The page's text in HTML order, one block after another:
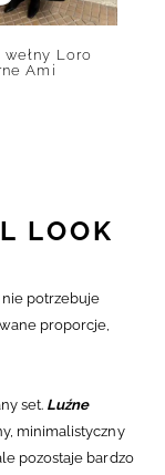
Loro
Ami
LOOK
potrzebuje
proporcje,
set. Luźne
minimalistyczny
pozostaje bardzo